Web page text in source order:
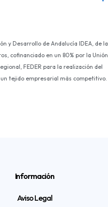
y Desarrollo de Andalucía IDEA, de la
cofinanciado en un 80% por la Unión
FEDER para la realización del
tejido empresarial más competitivo.
Información
Aviso Legal